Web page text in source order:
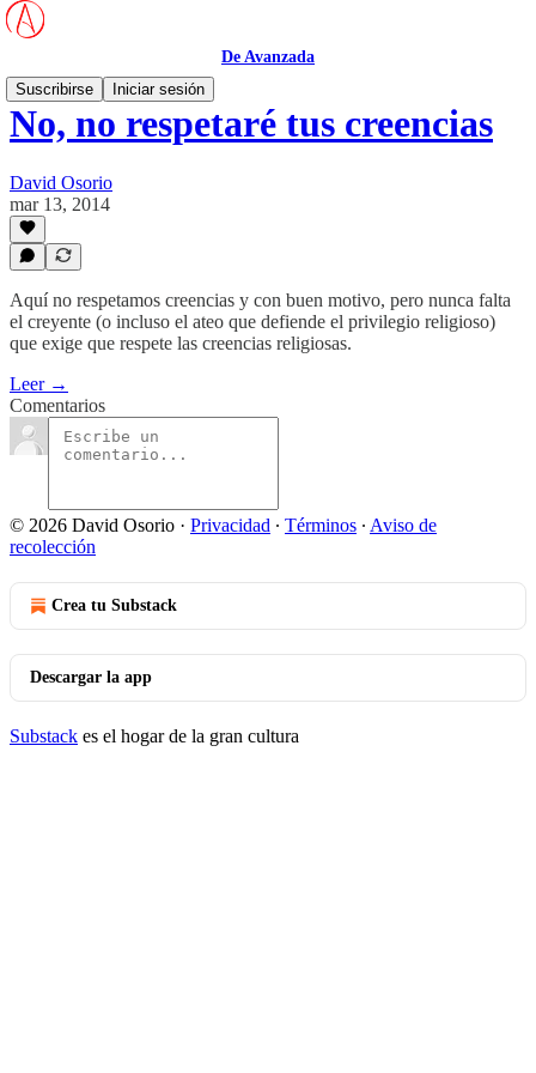
De Avanzada
Suscribirse
Iniciar sesión
No, no respetaré tus creencias
David Osorio
mar 13, 2014
Aquí no respetamos creencias y con buen motivo, pero nunca falta
el creyente (o incluso el ateo que defiende el privilegio religioso)
que exige que respete las creencias religiosas.
Leer →
Comentarios
© 2026 David Osorio · Privacidad ∙ Términos ∙ Aviso de
recolección
Crea tu Substack
Descargar la app
Substack es el hogar de la gran cultura